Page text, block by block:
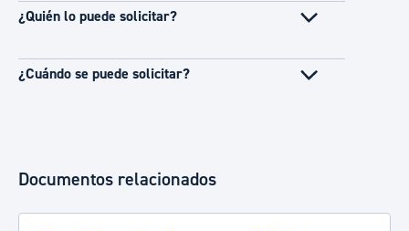
¿Quién lo puede solicitar?
¿Cuándo se puede solicitar?
Documentos relacionados